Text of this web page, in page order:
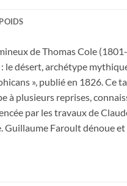
de Thomas Cole
désert, archétype
», publié en 1826. Ce
à plusieurs reprises,
par les travaux de
Faroult dénoue